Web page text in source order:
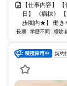
【仕事内容】
日】 《病棟》
歩圏内★】 働き
長期 学歴不問 経験
契約